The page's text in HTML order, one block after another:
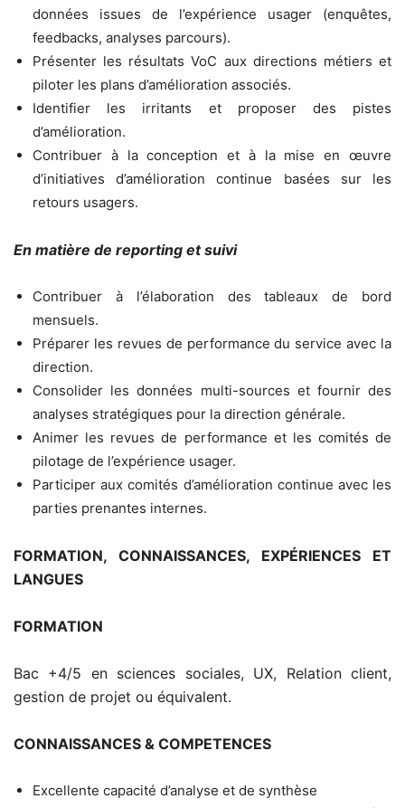
données issues de l’expérience usager (enquêtes,
feedbacks, analyses parcours).
Présenter les résultats VoC aux directions métiers et
piloter les plans d’amélioration associés.
Identifier les irritants et proposer des pistes
d’amélioration.
Contribuer à la conception et à la mise en œuvre
d’initiatives d’amélioration continue basées sur les
retours usagers.
En matière de reporting et suivi
Contribuer à l’élaboration des tableaux de bord
mensuels.
Préparer les revues de performance du service avec la
direction.
Consolider les données multi-sources et fournir des
analyses stratégiques pour la direction générale.
Animer les revues de performance et les comités de
pilotage de l’expérience usager.
Participer aux comités d’amélioration continue avec les
parties prenantes internes.
FORMATION, CONNAISSANCES, EXPÉRIENCES ET
LANGUES
FORMATION
Bac +4/5 en sciences sociales, UX, Relation client,
gestion de projet ou équivalent.
CONNAISSANCES & COMPETENCES
Excellente capacité d’analyse et de synthèse